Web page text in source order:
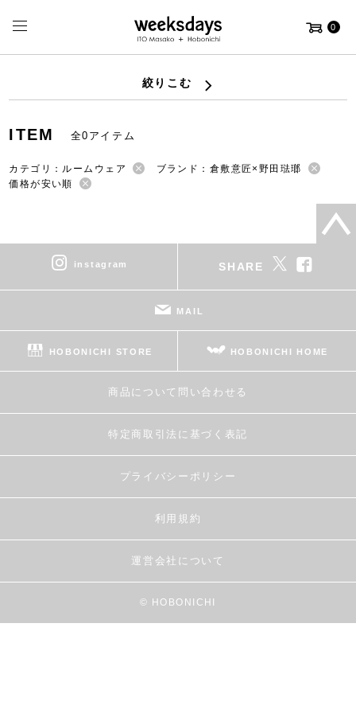
0
絞りこむ
ITEM 全0アイテム
カテゴリ：ルームウェア
ブランド：倉敷意匠×野田琺瑯
価格が安い順
instagram SHARE
MAIL
HOBONICHI STORE HOBONICHI HOME
商品について問い合わせる
特定商取引法に基づく表記
プライバシーポリシー
利用規約
運営会社について
© HOBONICHI